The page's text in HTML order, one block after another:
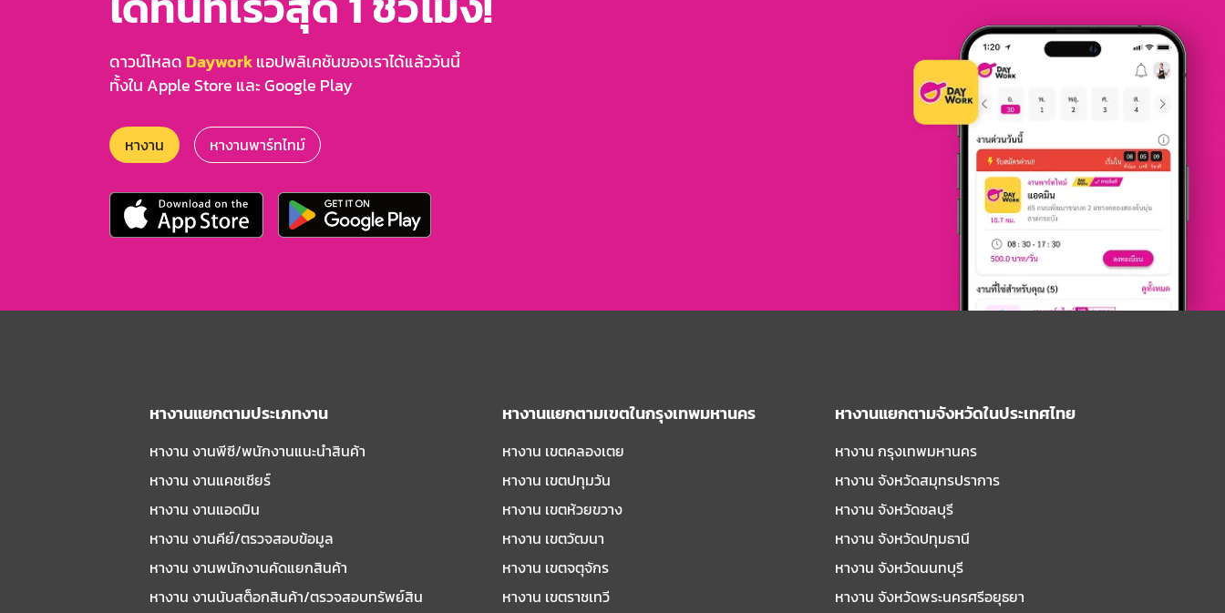
ดาวน์โหลด Dayworkแอปพลิเคชันของเราได้แล้ววันนี้
ทั้งใน Apple Store และ Google Play
หางาน หางานพาร์ทไทม์
หางานแยกตามประเภทงาน
หางาน งานพีซี/พนักงานแนะนําสินค้า
หางาน งานแคชเชียร์
หางาน งานแอดมิน
หางาน งานคีย์/ตรวจสอบข้อมูล
หางาน งานพนักงานคัดแยกสินค้า
หางาน งานนับสต็อกสินค้า/ตรวจสอบทรัพย์สิน
หางานแยกตามเขตในกรุงเทพมหานคร
หางาน เขตคลองเตย
หางาน เขตปทุมวัน
หางาน เขตห้วยขวาง
หางาน เขตวัฒนา
หางาน เขตจตุจักร
หางาน เขตราชเทวี
หางานแยกตามจังหวัดในประเทศไทย
หางาน กรุงเทพมหานคร
หางาน จังหวัดสมุทรปราการ
หางาน จังหวัดชลบุรี
หางาน จังหวัดปทุมธานี
หางาน จังหวัดนนทบุรี
หางาน จังหวัดพระนครศรีอยุธยา